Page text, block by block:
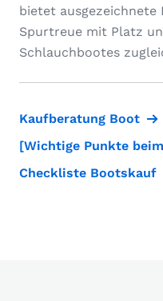
bietet ausgezeichnete
Spurtreue mit Platz
Schlauchbootes
Kaufberatung Boot
[Wichtige Punkte
Checkliste Bootskauf